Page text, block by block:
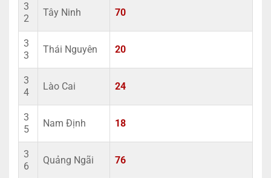
3
2
Tây Ninh 70
3
3
Thái Nguyên 20
3
4
Lào Cai 24
3
5
Nam Định 18
3
6
Quảng Ngãi 76